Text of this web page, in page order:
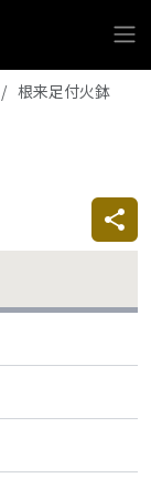
根来足付火鉢